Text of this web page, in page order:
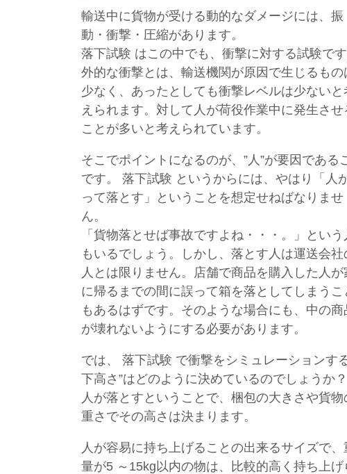
輸送中に貨物が受ける動的なダメージには、振
動・衝撃・圧縮があります。
落下試験 はこの中でも、衝撃に対する試験です
外的な衝撃とは、輸送機関が原因で生じるもの
少なく、あったとしても衝撃レベルは少ないと
えられます。対して人が荷役作業中に発生させ
ことが多いと考えられています。
そこでポイントになるのが、”人”が要因である
です。 落下試験 というからには、やはり「人
って落とす」ということを想定せねばなりませ
ん。
「貨物落とせば事故ですよね・・・。」という
もいるでしょう。しかし、落とす人は運送会社
人とは限りません。店舗で商品を購入した人が
に帰るまでの間に誤って箱を落としてしまうこ
もあるはずです。そのような場合にも、中の商
が壊れないようにする必要があります。
では、 落下試験 で衝撃をシミュレーションす
下高さ”はどのように決めているのでしょうか？
人が落とすということで、梱包の大きさや貨物
重さでその高さは決まります。
人が容易に持ち上げることの出来るサイズで、
量が5 ～15kg以内の物は、比較的高く持ち上げ